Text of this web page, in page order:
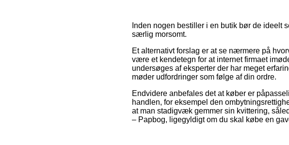
Inden nogen bestiller i en butik bør de ideelt
særlig morsomt.
Et alternativt forslag er at se nærmere på
være et kendetegn for at internet firmaet
undersøges af eksperter der har meget
møder udfordringer som følge af din ordre.
Endvidere anbefales det at køber er
handlen, for eksempel den
at man stadigvæk gemmer sin kvittering,
– Papbog, ligegyldigt om du skal købe en